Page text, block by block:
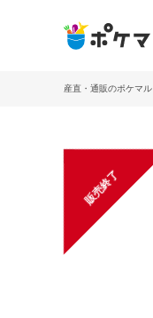
産直・通販のポケマル
販売終了